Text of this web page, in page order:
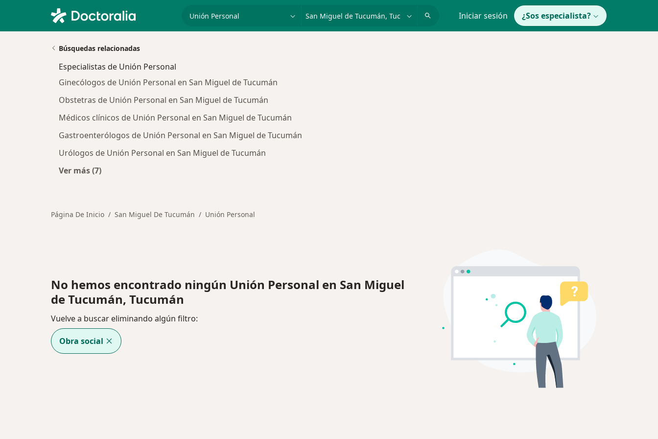
especialidad, enfermedad o nombre Iniciar sesión ¿Sos especialista?
Búsquedas relacionadas
Especialistas de Unión Personal
Ginecólogos de Unión Personal en San Miguel de Tucumán
Obstetras de Unión Personal en San Miguel de Tucumán
Médicos clínicos de Unión Personal en San Miguel de Tucumán
Gastroenterólogos de Unión Personal en San Miguel de Tucumán
Urólogos de Unión Personal en San Miguel de Tucumán
Ver más (7)
Página De Inicio San Miguel De Tucumán Unión Personal
No hemos encontrado ningún Unión Personal en San Miguel
de Tucumán, Tucumán
Vuelve a buscar eliminando algún filtro:
Obra social